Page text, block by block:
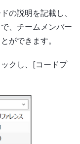
の説明を記載し、
、チームメンバー
ができます。
クし、[コードプ